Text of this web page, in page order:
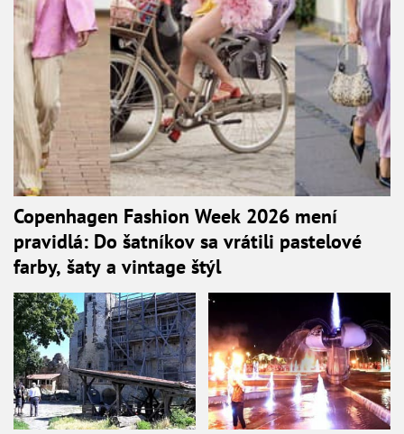
Copenhagen Fashion Week 2026 mení
pravidlá: Do šatníkov sa vrátili pastelové
farby, šaty a vintage štýl